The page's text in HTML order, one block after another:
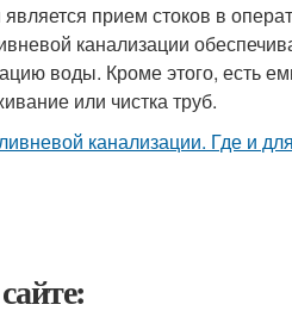
прием стоков в
канализации
воды. Кроме этого, есть
или чистка труб.